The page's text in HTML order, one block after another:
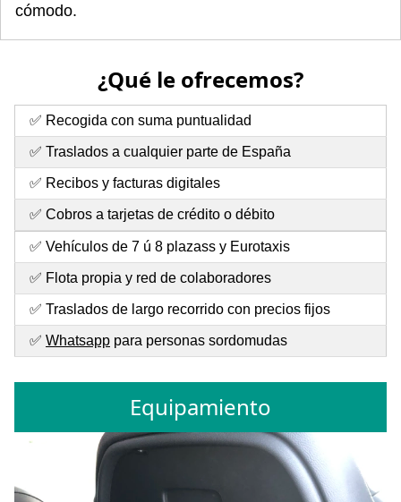
cómodo.
¿Qué le ofrecemos?
✅ Recogida con suma puntualidad
✅ Traslados a cualquier parte de España
✅ Recibos y facturas digitales
✅ Cobros a tarjetas de crédito o débito
✅ Vehículos de 7 ú 8 plazass y Eurotaxis
✅ Flota propia y red de colaboradores
✅ Traslados de largo recorrido con precios fijos
✅ Whatsapp para personas sordomudas
Equipamiento